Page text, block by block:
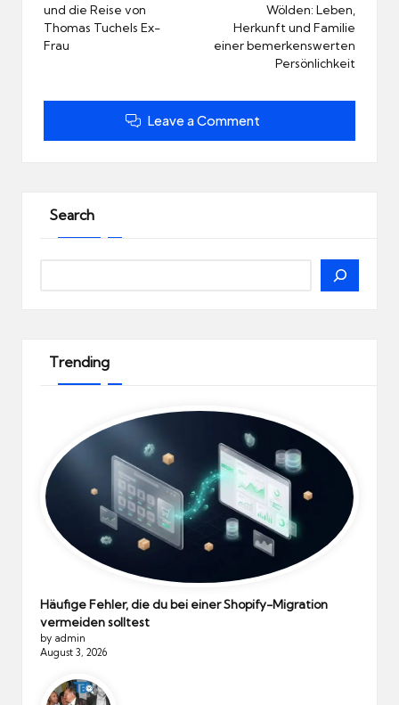
und die Reise von
Thomas Tuchels Ex-
Frau
Wölden: Leben,
Herkunft und Familie
einer bemerkenswerten
Persönlichkeit
Leave a Comment
Search
Trending
Häufige Fehler, die du bei einer Shopify-Migration
vermeiden solltest
by admin
August 3, 2026